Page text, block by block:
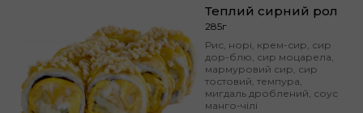
Теплий сирний рол
285г
Рис, норі, крем-сир, сир
дор-блю, сир моцарела,
мармуровий сир, сир
тостовий, темпура,
мигдаль дроблений, соус
манго-чілі